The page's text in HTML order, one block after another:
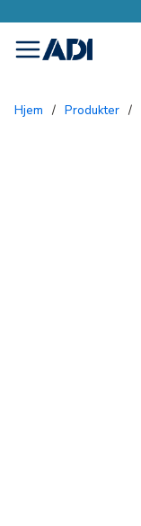
menu
Hjem / Produkter /